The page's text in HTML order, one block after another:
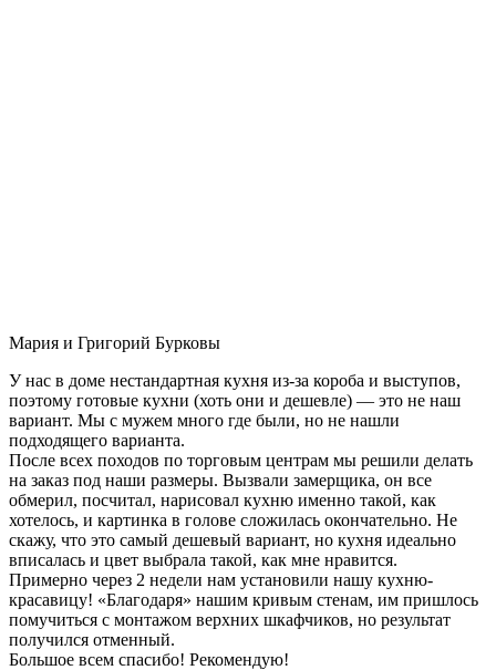
Мария и Григорий Бурковы
У нас в доме нестандартная кухня из-за короба и выступов,
поэтому готовые кухни (хоть они и дешевле) — это не наш
вариант. Мы с мужем много где были, но не нашли
подходящего варианта.
После всех походов по торговым центрам мы решили делать
на заказ под наши размеры. Вызвали замерщика, он все
обмерил, посчитал, нарисовал кухню именно такой, как
хотелось, и картинка в голове сложилась окончательно. Не
скажу, что это самый дешевый вариант, но кухня идеально
вписалась и цвет выбрала такой, как мне нравится.
Примерно через 2 недели нам установили нашу кухню-
красавицу! «Благодаря» нашим кривым стенам, им пришлось
помучиться с монтажом верхних шкафчиков, но результат
получился отменный.
Большое всем спасибо! Рекомендую!